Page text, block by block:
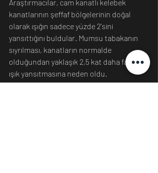
Araştırmacılar, cam kanatlı kelebek
kanatlarının şeffaf bölgelerinin doğal
olarak ışığın sadece yüzde 2'sini
yansıttığını buldular. Mumsu tabakanın
sıyrılması, kanatların normalde
olduğundan yaklaşık 2,5 kat daha fazla
ışık yansıtmasına neden oldu.